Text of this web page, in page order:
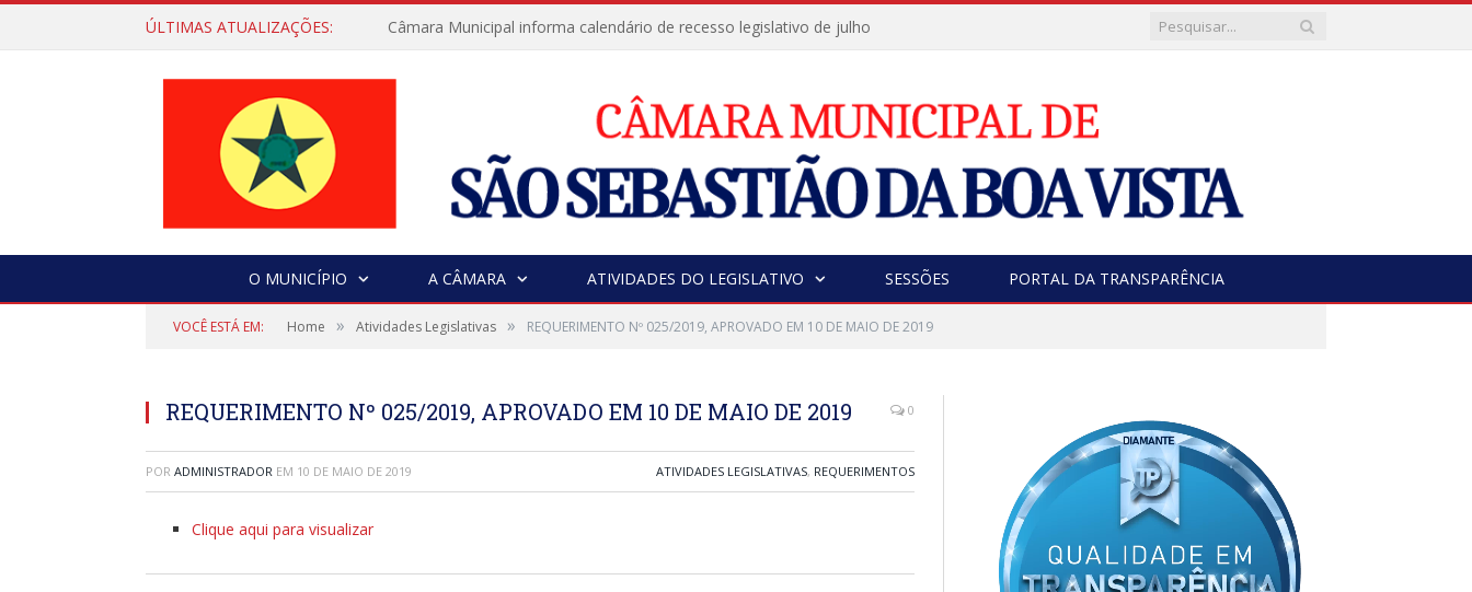
ÚLTIMAS ATUALIZAÇÕES: Câmara Municipal informa calendário de recesso legislativo de julho
O MUNICÍPIO A CÂMARA ATIVIDADES DO LEGISLATIVO SESSÕES PORTAL DA TRANSPARÊNCIA
VOCÊ ESTÁ EM: Home » Atividades Legislativas » REQUERIMENTO Nº 025/2019, APROVADO EM 10 DE MAIO DE 2019
REQUERIMENTO Nº 025/2019, APROVADO EM 10 DE MAIO DE 2019 0
POR ADMINISTRADOR EM 10 DE MAIO DE 2019 ATIVIDADES LEGISLATIVAS, REQUERIMENTOS
Clique aqui para visualizar